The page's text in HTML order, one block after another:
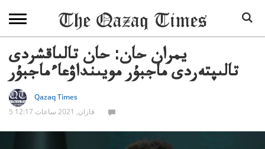
يمران حان: حان تالىاقشردى
تالىپتەردى ماجبۇر مويىنداۋعاءماجبۇر
Qazaq Times
5 قازان, 2021 ساعات 12:17